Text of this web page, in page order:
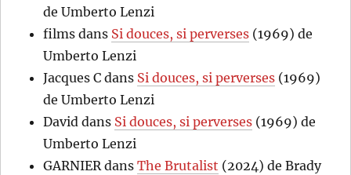
de Umberto Lenzi
films dans Si douces, si perverses (1969) de
Umberto Lenzi
Jacques C dans Si douces, si perverses (1969)
de Umberto Lenzi
David dans Si douces, si perverses (1969) de
Umberto Lenzi
GARNIERdansThe Brutalist (2024) de Brady